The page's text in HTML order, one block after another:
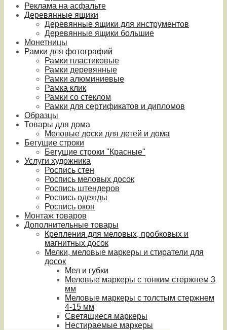
Реклама на асфальте
Деревянные ящики
Деревянные ящики для инструментов
Деревянные ящики большие
Монетницы
Рамки для фотографий
Рамки пластиковые
Рамки деревянные
Рамки алюминиевые
Рамка клик
Рамки со стеклом
Рамки для сертификатов и дипломов
Образцы
Товары для дома
Меловые доски для детей и дома
Бегущие строки
Бегущие строки "Красные"
Услуги художника
Роспись стен
Роспись меловых досок
Роспись штендеров
Роспись одежды
Роспись окон
Монтаж товаров
Дополнительные товары
Крепления для меловых, пробковых и
магнитных досок
Мелки, меловые маркеры и стиратели для
досок
Мел и губки
Меловые маркеры с тонким стержнем 3
мм
Меловые маркеры с толстым стержнем
4-15 мм
Светящиеся маркеры
Нестираемые маркеры